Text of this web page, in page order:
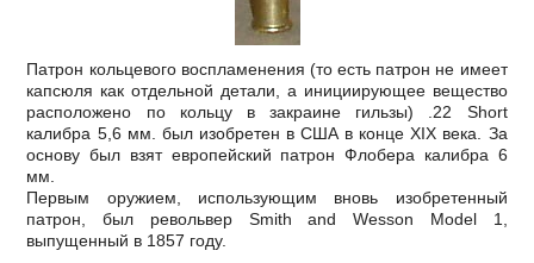
Патрон кольцевого воспламенения (то есть патрон не имеет
капсюля как отдельной детали, а инициирующее вещество
расположено по кольцу в закраине гильзы) .22 Short
калибра 5,6 мм. был изобретен в США в конце XIX века. За
основу был взят европейский патрон Флобера калибра 6
мм.
Первым оружием, использующим вновь изобретенный
патрон, был револьвер Smith and Wesson Model 1,
выпущенный в 1857 году.